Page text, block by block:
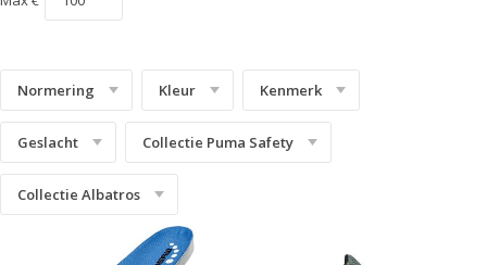
Effect
Protect
Service
Normering
Normering Kleur Kenmerk
Geslacht Collectie Puma Safety
Collectie Albatros